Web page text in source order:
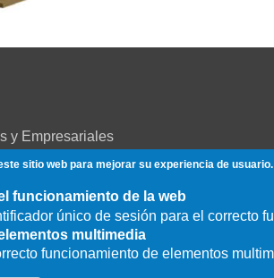
y Empresariales
Sevilla
sitio web para mejorar su experiencia de usuario.
funcionamiento de la web
único de sesión para el correcto
multimedia
funcionamiento de elementos